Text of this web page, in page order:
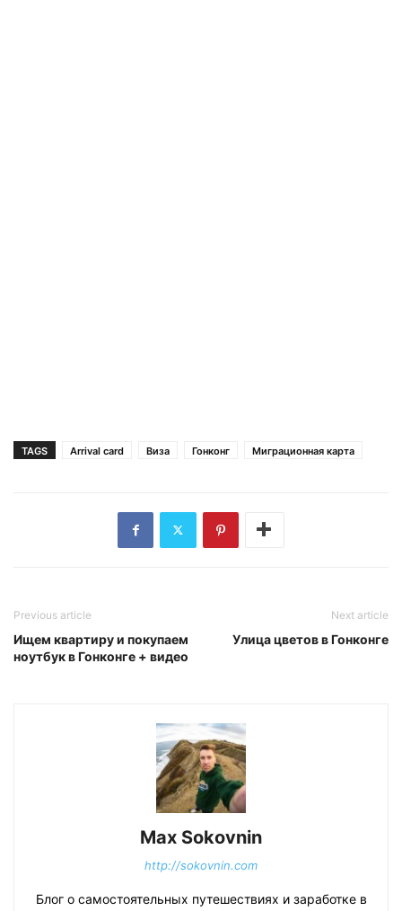
TAGS Arrival card Виза Гонконг Миграционная карта
Previous article
Ищем квартиру и покупаем
ноутбук в Гонконге + видео
Next article
Улица цветов в Гонконге
Max Sokovnin
http://sokovnin.com
Блог о самостоятельных путешествиях и заработке в